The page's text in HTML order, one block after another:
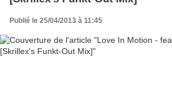
Publié le 25/04/2013 à 11:45